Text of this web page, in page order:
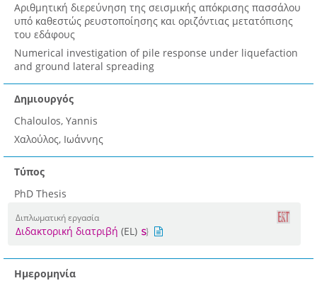
Αριθμητική διερεύνηση της σεισμικής απόκρισης πασσάλου
υπό καθεστώς ρευστοποίησης και οριζόντιας μετατόπισης
του εδάφους
Numerical investigation of pile response under liquefaction
and ground lateral spreading
Δημιουργός
Chaloulos, Yannis
Χαλούλος, Ιωάννης
Τύπος
PhD Thesis
Διπλωματική εργασία
Διδακτορική διατριβή (EL)
Ημερομηνία